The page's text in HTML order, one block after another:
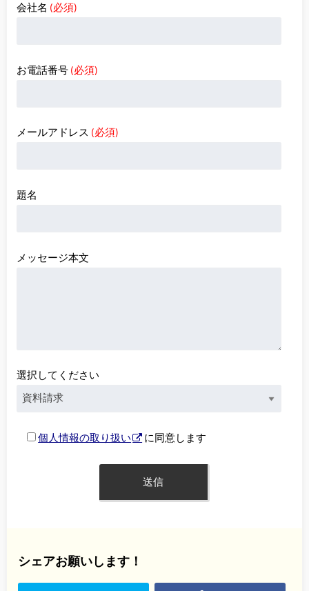
会社名 (必須)
お電話番号 (必須)
メールアドレス (必須)
題名
メッセージ本文
選択してください
個人情報の取り扱い に同意します
シェアお願いします！